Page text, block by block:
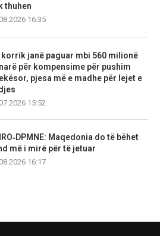
thuhen
16:35
korrik janë paguar mbi 560 milionë
për kompensime për pushim
pjesa më e madhe për lejet e
15:52
Maqedonia do të bëhet
më i mirë për të jetuar
16:17